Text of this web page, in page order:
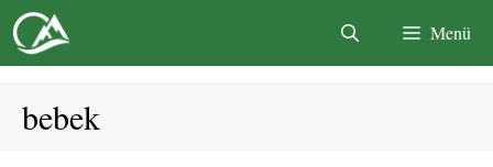
İçeriğe
atla
Menü
bebek